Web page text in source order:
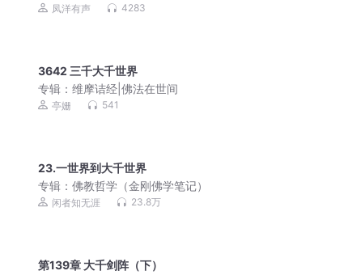
幻&扮猪吃虎&强者归来 | 多人剧完整版
凤洋有声 4283
3642 三千大千世界
专辑：维摩诘经|佛法在世间
亭姗 541
23.一世界到大千世界
专辑：佛教哲学（金刚佛学笔记）
闲者知无涯 23.8万
第139章 大千剑阵（下）